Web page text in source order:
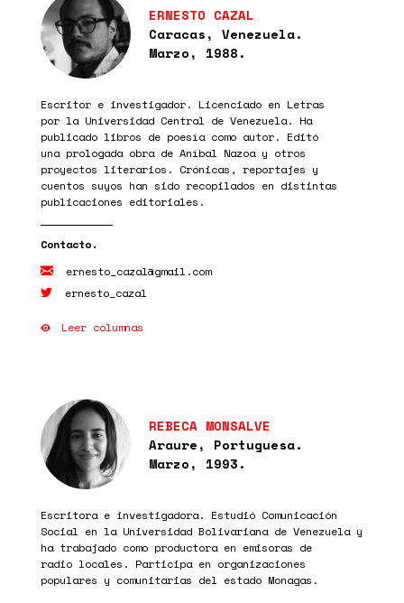
ERNESTO CAZAL
Caracas, Venezuela.
Marzo, 1988.
Escritor e investigador. Licenciado en Letras
por la Universidad Central de Venezuela. Ha
publicado libros de poesía como autor. Editó
una prologada obra de Aníbal Nazoa y otros
proyectos literarios. Crónicas, reportajes y
cuentos suyos han sido recopilados en distintas
publicaciones editoriales.
ernesto_cazal@gmail.com
ernesto_cazal
Leer columnas
REBECA MONSALVE
Araure, Portuguesa.
Marzo, 1993.
Escritora e investigadora. Estudió Comunicación
Social en la Universidad Bolivariana de Venezuela y
ha trabajado como productora en emisoras de
radio locales. Participa en organizaciones
populares y comunitarias del estado Monagas.